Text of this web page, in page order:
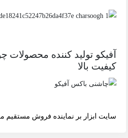
آفیکو تولید کننده محصولات
کیفیت بالا
سایت ابزار بر نماینده فروش مستقیم